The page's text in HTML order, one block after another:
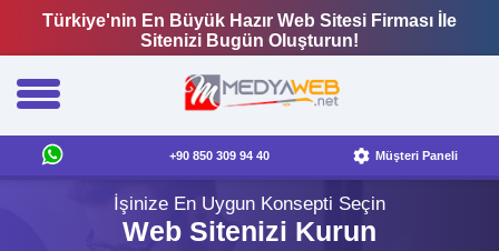
Türkiye'nin En Büyük Hazır Web Sitesi Firması İle
Sitenizi Bugün Oluşturun!
+90 850 309 94 40 Müşteri Paneli
İşinize En Uygun Konsepti Seçin
Web Sitenizi Kurun